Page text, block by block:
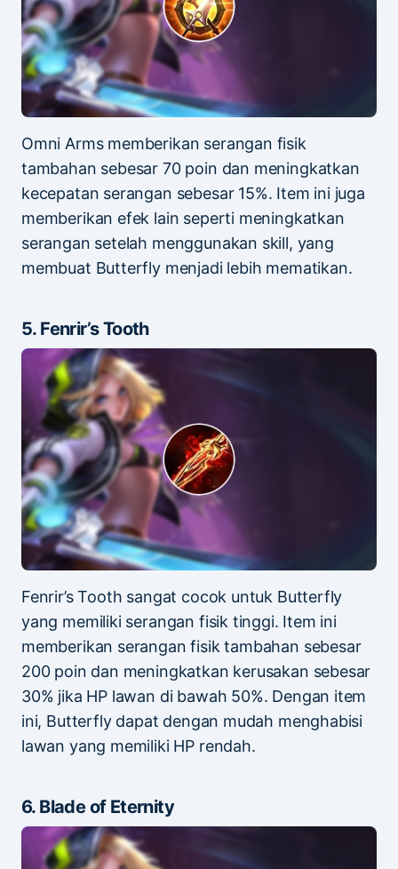
Omni Arms memberikan serangan fisik
tambahan sebesar 70 poin dan meningkatkan
kecepatan serangan sebesar 15%. Item ini juga
memberikan efek lain seperti meningkatkan
serangan setelah menggunakan skill, yang
membuat Butterfly menjadi lebih mematikan.
5. Fenrir’s Tooth
Fenrir’s Tooth sangat cocok untuk Butterfly
yang memiliki serangan fisik tinggi. Item ini
memberikan serangan fisik tambahan sebesar
200 poin dan meningkatkan kerusakan sebesar
30% jika HP lawan di bawah 50%. Dengan item
ini, Butterfly dapat dengan mudah menghabisi
lawan yang memiliki HP rendah.
6. Blade of Eternity